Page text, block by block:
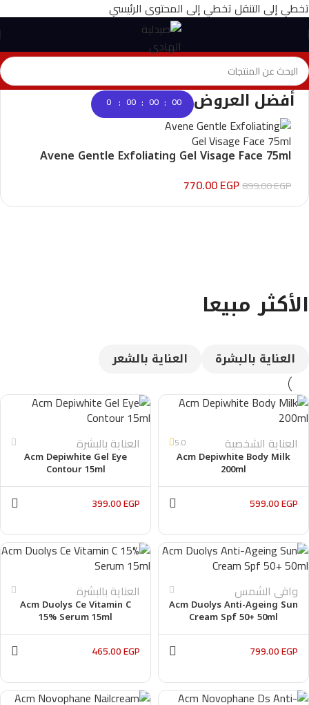
تخطي إلى التنقلتخطي إلى المحتوى الرئيسي
أفضل العروض 0 : 00 : 00 : 00
Audioengine A2+BT
Only today, 25% discount
Buy Now
Avene Gentle Exfoliating Gel Visage Face 75ml
899.00EGP
770.00EGP
الأكثر مبيعا
العناية بالبشرة العناية بالشعر
العناية الشخصية 5.0
Acm Depiwhite Body Milk
200ml
599.00EGP
العناية بالبشرة
Acm Depiwhite Gel Eye
Contour 15ml
399.00EGP
واقى الشمس
Acm Duolys Anti-Ageing Sun
Cream Spf 50+ 50ml
799.00EGP
العناية بالبشرة
Acm Duolys Ce Vitamin C
15% Serum 15ml
465.00EGP